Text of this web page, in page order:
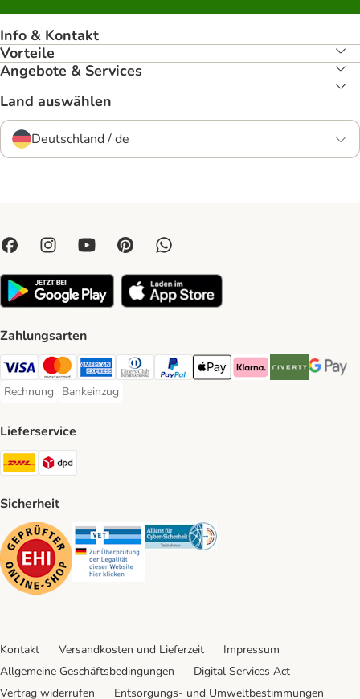
Info & Kontakt
Vorteile
Angebote & Services
Land auswählen
Deutschland / de
Zahlungsarten
Visa Payment Method
Mastercard Payment Method
American Express Payment Method
Diners Club Payment Method
PayPal Payment Method
Apple Pay Payment Method
Klarna Payment Method
Riverty Payment
Google
Rechnung
Rechnung Payment Method
Bankeinzug
Bankeinzug Payment Method
Lieferservice
DHL Shipping Method
Sicherheit
Security Security Security
Kontakt Versandkosten und Lieferzeit
Impressum
Allgemeine Geschäftsbedingungen
Digital Services Act
Vertrag widerrufen
Entsorgungs- und Umweltbestimmungen